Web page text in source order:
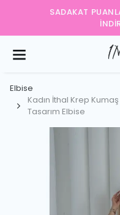
SADAKAT
Elbise
Kadın İthal Krep Kumaş
Tasarım Elbise